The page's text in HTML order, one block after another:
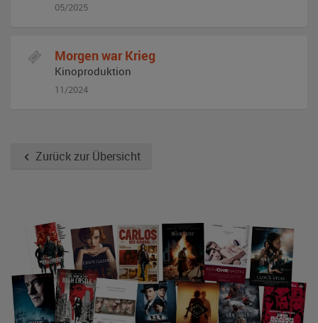
05/2025
Morgen war Krieg
Kinoproduktion
11/2024
Zurück zur Übersicht